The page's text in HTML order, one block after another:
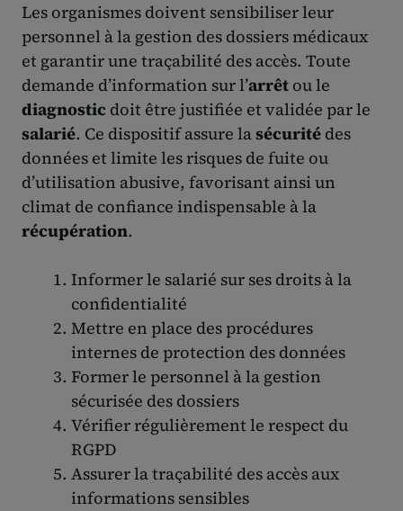
Les organismes doivent sensibiliser leur
personnel à la gestion des dossiers médicaux
et garantir une traçabilité des accès. Toute
demande d’information sur l’arrêt ou le
diagnostic doit être justifiée et validée par le
salarié. Ce dispositif assure lasécurité des
données et limite les risques de fuite ou
d’utilisation abusive, favorisant ainsi un
climat de confiance indispensable à la
récupération.
Informer le salarié sur ses droits à la
confidentialité
Mettre en place des procédures
internes de protection des données
Former le personnel à la gestion
sécurisée des dossiers
Vérifier régulièrement le respect du
RGPD
Assurer la traçabilité des accès aux
informations sensibles